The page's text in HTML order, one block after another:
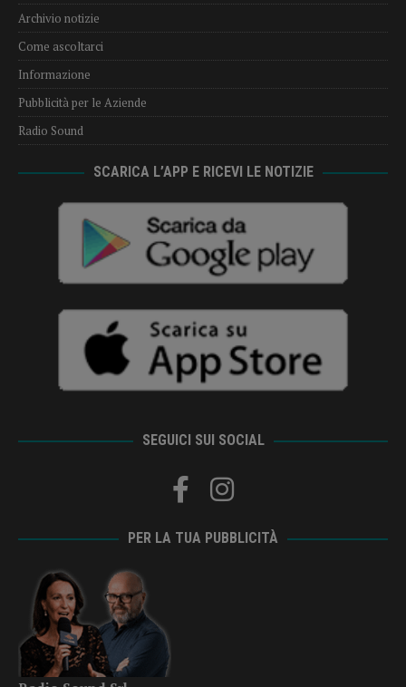
Archivio notizie
Come ascoltarci
Informazione
Pubblicità per le Aziende
Radio Sound
SCARICA L’APP E RICEVI LE NOTIZIE
SEGUICI SUI SOCIAL
PER LA TUA PUBBLICITÀ